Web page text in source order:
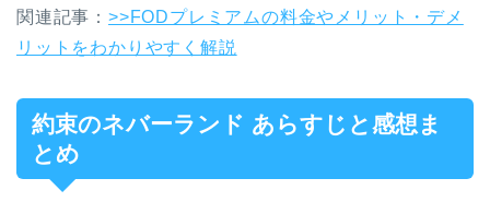
関連記事： >>FODプレミアムの料金やメリット・デメ
リットをわかりやすく解説
約束のネバーランド あらすじと感想ま
とめ